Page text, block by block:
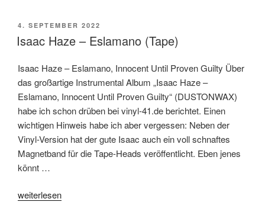
Eslamano
2“
VERÖFFENTLICHT
AM
4. SEPTEMBER 2022
Isaac Haze – Eslamano (Tape)
Isaac Haze – Eslamano, Innocent Until Proven Guilty Über
das großartige Instrumental Album „Isaac Haze –
Eslamano, Innocent Until Proven Guilty“ (DUSTONWAX)
habe ich schon drüben bei vinyl-41.de berichtet. Einen
wichtigen Hinweis habe ich aber vergessen: Neben der
Vinyl-Version hat der gute Isaac auch ein voll schnaftes
Magnetband für die Tape-Heads veröffentlicht. Eben jenes
könnt …
„Isaac
weiterlesen